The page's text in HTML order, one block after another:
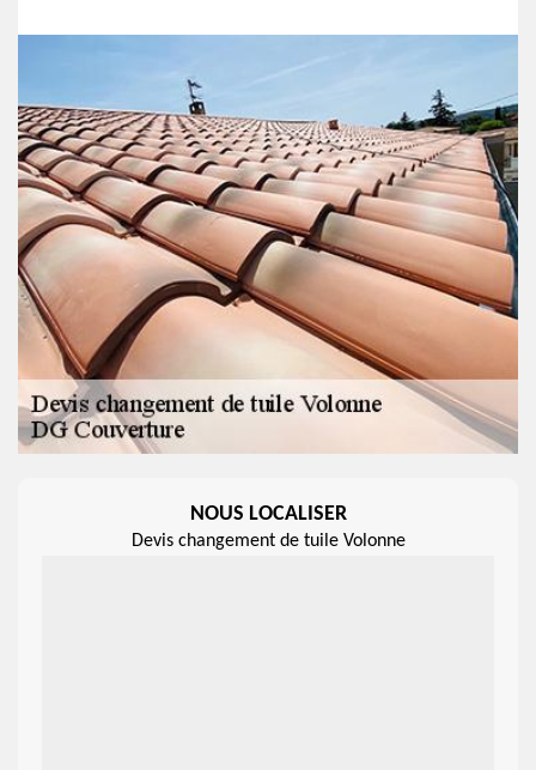
NOUS LOCALISER
Devis changement de tuile Volonne